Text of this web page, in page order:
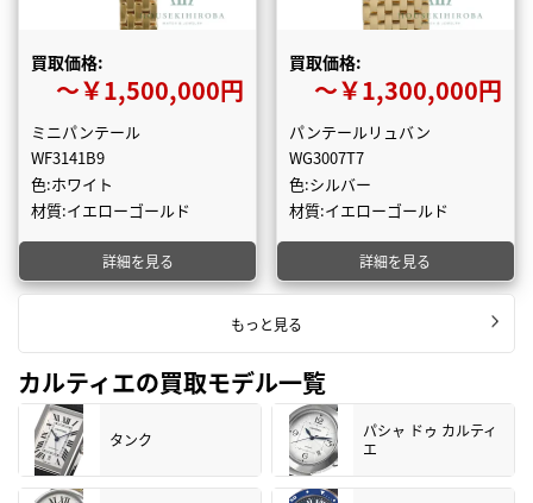
買取価格:
〜￥1,500,000円
ミニパンテール
WF3141B9
色:ホワイト
材質:イエローゴールド
詳細を見る
買取価格:
〜￥1,300,000円
パンテールリュバン
WG3007T7
色:シルバー
材質:イエローゴールド
詳細を見る
もっと見る
カルティエの買取モデル一覧
タンク
パシャ ドゥ カルティ
エ